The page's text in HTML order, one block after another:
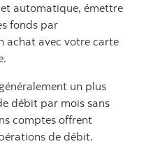
automatique, émettre
fonds par
achat avec votre carte
un plus
débit par mois sans
comptes offrent
de débit.